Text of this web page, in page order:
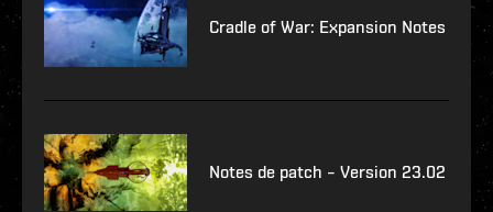
Cradle of War: Expansion Notes
Notes de patch – Version 23.02